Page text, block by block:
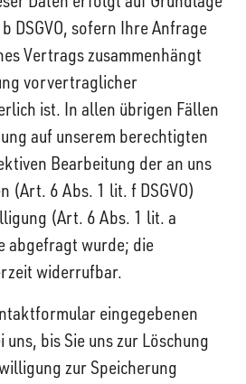
DSGVO, sofern Ihre Anfrage
Vertrags zusammenhängt
vorvertraglicher
ist. In allen übrigen Fällen
auf unserem berechtigten
Bearbeitung der an uns
(Art. 6 Abs. 1 lit. f DSGVO)
(Art. 6 Abs. 1 lit. a
abgefragt wurde; die
widerrufbar.
eingegebenen
bis Sie uns zur Löschung
zur Speicherung